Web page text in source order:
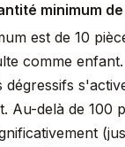
minimum
est de 10
comme
dégressifs
Au-delà de 100